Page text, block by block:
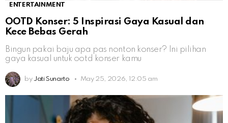
ENTERTAINMENT
OOTD Konser: 5 Inspirasi Gaya Kasual dan
Kece Bebas Gerah
Bingun pakai baju apa pas nonton konser? Ini pilihan
gaya kasual untuk ootd konser kamu
by Jati Sunarto May 25, 2026, 12:05 am